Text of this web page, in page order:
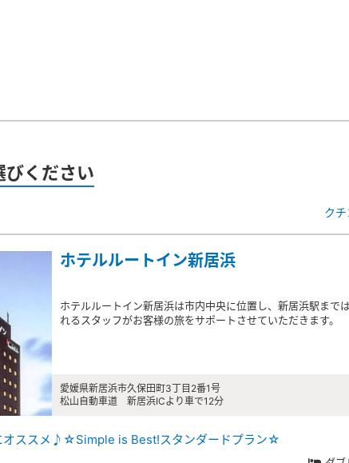
びください
ク
ホテルルートイン新居浜
ホテルルートイン新居浜は市内中央に位置し、新居浜駅まで
れるスタッフがお客様の旅をサポートさせていただきます。
愛媛県新居浜市久保田町3丁目2番1号
松山自動車道 新居浜ICより車で12分
オススメ♪☆Simple is Best!スタンダードプラン☆